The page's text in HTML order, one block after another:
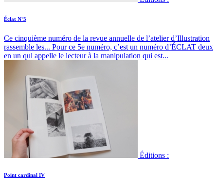
Éclat N°5
Ce cinquième numéro de la revue annuelle de l’atelier d’Illustration
rassemble les... Pour ce 5e numéro, c’est un numéro d’ÉCLAT deux
en un qui appelle le lecteur à la manipulation qui est...
Éditions :
Point cardinal IV